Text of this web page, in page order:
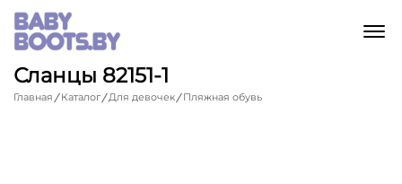
Сланцы 82151-1
Главная Каталог Для девочек Пляжная обувь